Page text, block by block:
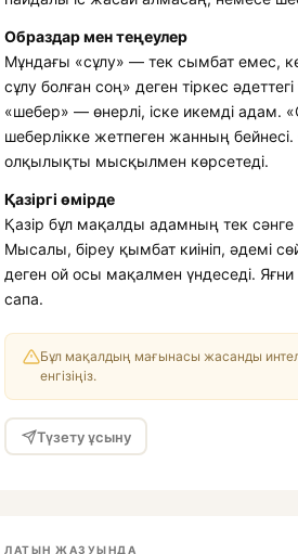
Образдар мен теңеулер
Мұндағы «сұлу» — тек сымбат емес,
сұлу болған соң» деген тіркес
«шебер» — өнерлі, іске икемді адам.
шеберлікке жетпеген жанның
олқылықты мысқылмен көрсетеді.
Қазіргі өмірде
Қазір бұл мақалды адамның тек сәнге
Мысалы, біреу қымбат киініп, әдемі
деген ой осы мақалмен үндеседі.
сапа.
Бұл мақалдың мағынасы жасанды
енгізіңіз.
Түзету ұсыну
ЛАТЫН ЖАЗУЫНДА